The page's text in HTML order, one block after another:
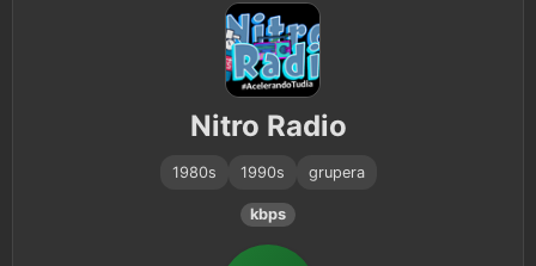
Nitro Radio
1980s 1990s grupera
kbps